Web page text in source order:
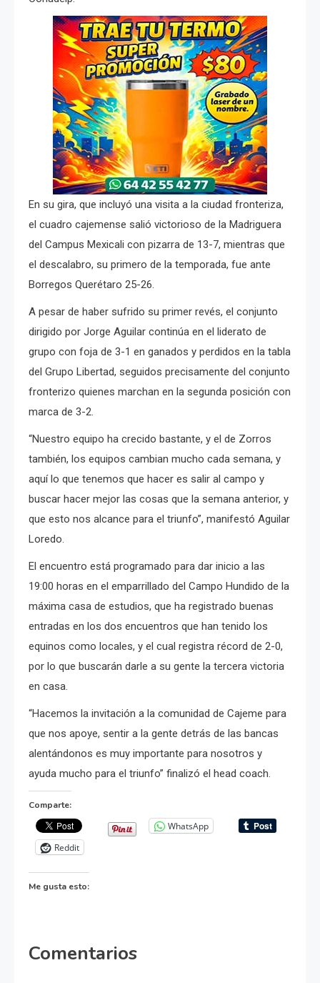
En su gira, que incluyó una visita a la ciudad fronteriza,
el cuadro cajemense salió victorioso de la Madriguera
del Campus Mexicali con pizarra de 13-7, mientras que
el descalabro, su primero de la temporada, fue ante
Borregos Querétaro 25-26.
A pesar de haber sufrido su primer revés, el conjunto
dirigido por Jorge Aguilar continúa en el liderato de
grupo con foja de 3-1 en ganados y perdidos en la tabla
del Grupo Libertad, seguidos precisamente del conjunto
fronterizo quienes marchan en la segunda posición con
marca de 3-2.
“Nuestro equipo ha crecido bastante, y el de Zorros
también, los equipos cambian mucho cada semana, y
aquí lo que tenemos que hacer es salir al campo y
buscar hacer mejor las cosas que la semana anterior, y
que esto nos alcance para el triunfo”, manifestó Aguilar
Loredo.
El encuentro está programado para dar inicio a las
19:00 horas en el emparrillado del Campo Hundido de la
máxima casa de estudios, que ha registrado buenas
entradas en los dos encuentros que han tenido los
equinos como locales, y el cual registra récord de 2-0,
por lo que buscarán darle a su gente la tercera victoria
en casa.
“Hacemos la invitación a la comunidad de Cajeme para
que nos apoye, sentir a la gente detrás de las bancas
alentándonos es muy importante para nosotros y
ayuda mucho para el triunfo” finalizó el head coach.
Comparte:
WhatsApp
Reddit
Me gusta esto:
Comentarios